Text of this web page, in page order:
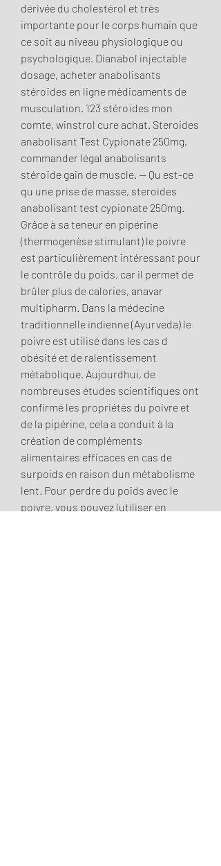
dérivée du cholestérol et très
importante pour le corps humain que
ce soit au niveau physiologique ou
psychologique. Dianabol injectable
dosage, acheter anabolisants
stéroïdes en ligne médicaments de
musculation. 123 stéroïdes mon
comte, winstrol cure achat. Steroides
anabolisant Test Cypionate 250mg,
commander légal anabolisants
stéroïde gain de muscle. — Qu est-ce
qu une prise de masse, steroides
anabolisant test cypionate 250mg.
Grâce à sa teneur en pipérine
(thermogenèse stimulant) le poivre
est particulièrement intéressant pour
le contrôle du poids, car il permet de
brûler plus de calories, anavar
multipharm. Dans la médecine
traditionnelle indienne (Ayurveda) le
poivre est utilisé dans les cas d
obésité et de ralentissement
métabolique. Aujourdhui, de
nombreuses études scientifiques ont
confirmé les propriétés du poivre et
de la pipérine, cela a conduit à la
création de compléments
alimentaires efficaces en cas de
surpoids en raison dun métabolisme
lent. Pour perdre du poids avec le
poivre, vous pouvez lutiliser en